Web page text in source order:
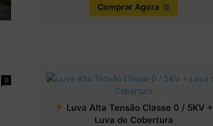
0
Comprar Agora
Luva Alta Tensão Classe 0 / 5KV +
Luva de Cobertura